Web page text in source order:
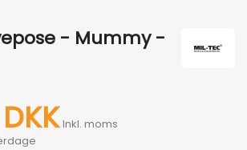
- Mummy -
Inkl. moms